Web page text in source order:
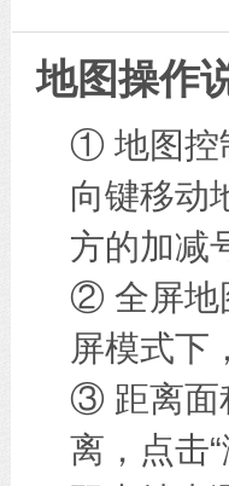
地图操作
① 地图控
向键移动
方的加减
② 全屏地
屏模式下
③ 距离面
离，点击